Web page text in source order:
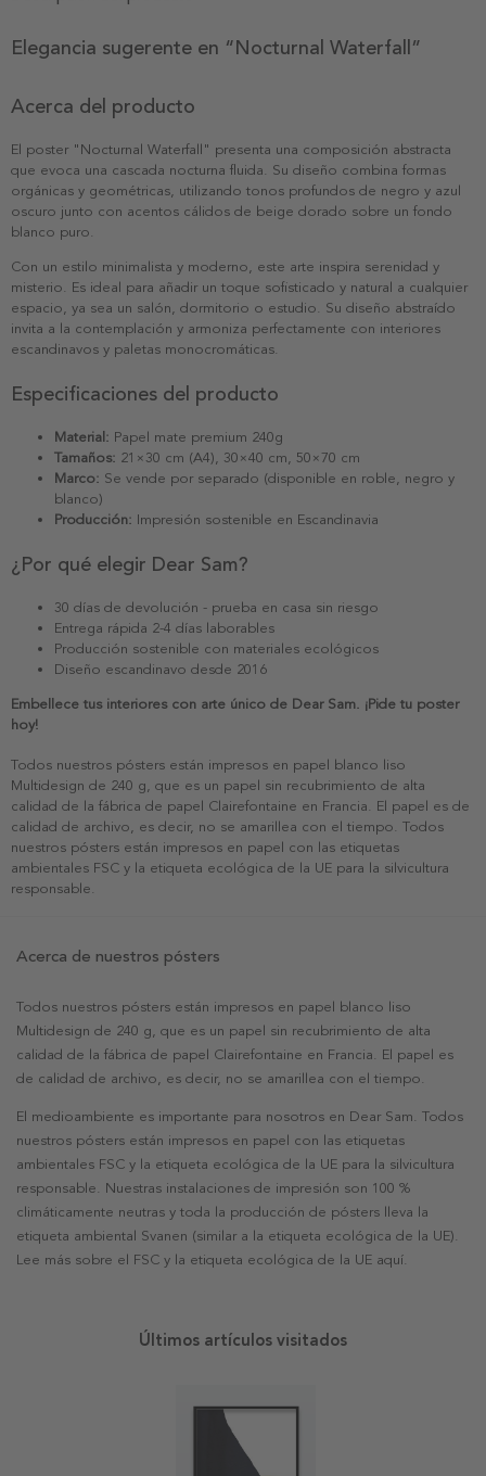
Elegancia sugerente en “Nocturnal Waterfall”
Acerca del producto
El poster "Nocturnal Waterfall" presenta una composición abstracta
que evoca una cascada nocturna fluida. Su diseño combina formas
orgánicas y geométricas, utilizando tonos profundos de negro y azul
oscuro junto con acentos cálidos de beige dorado sobre un fondo
blanco puro.
Con un estilo minimalista y moderno, este arte inspira serenidad y
misterio. Es ideal para añadir un toque sofisticado y natural a cualquier
espacio, ya sea un salón, dormitorio o estudio. Su diseño abstraído
invita a la contemplación y armoniza perfectamente con interiores
escandinavos y paletas monocromáticas.
Especificaciones del producto
Material: Papel mate premium 240g
Tamaños: 21×30 cm (A4), 30×40 cm, 50×70 cm
Marco: Se vende por separado (disponible en roble, negro y
blanco)
Producción: Impresión sostenible en Escandinavia
¿Por qué elegir Dear Sam?
30 días de devolución - prueba en casa sin riesgo
Entrega rápida 2-4 días laborables
Producción sostenible con materiales ecológicos
Diseño escandinavo desde 2016
Embellece tus interiores con arte único de Dear Sam. ¡Pide tu poster
hoy!
Todos nuestros pósters están impresos en papel blanco liso
Multidesign de 240 g, que es un papel sin recubrimiento de alta
calidad de la fábrica de papel Clairefontaine en Francia. El papel es de
calidad de archivo, es decir, no se amarillea con el tiempo. Todos
nuestros pósters están impresos en papel con las etiquetas
ambientales FSC y la etiqueta ecológica de la UE para la silvicultura
responsable.
Acerca de nuestros pósters
Todos nuestros pósters están impresos en papel blanco liso
Multidesign de 240 g, que es un papel sin recubrimiento de alta
calidad de la fábrica de papel Clairefontaine en Francia. El papel es
de calidad de archivo, es decir, no se amarillea con el tiempo.
El medioambiente es importante para nosotros en Dear Sam. Todos
nuestros pósters están impresos en papel con las etiquetas
ambientales FSC y la etiqueta ecológica de la UE para la silvicultura
responsable. Nuestras instalaciones de impresión son 100 %
climáticamente neutras y toda la producción de pósters lleva la
etiqueta ambiental Svanen (similar a la etiqueta ecológica de la UE).
Lee más sobre el FSC y la etiqueta ecológica de la UE aquí.
Últimos artículos visitados